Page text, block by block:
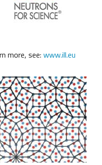
more, see: www.ill.eu